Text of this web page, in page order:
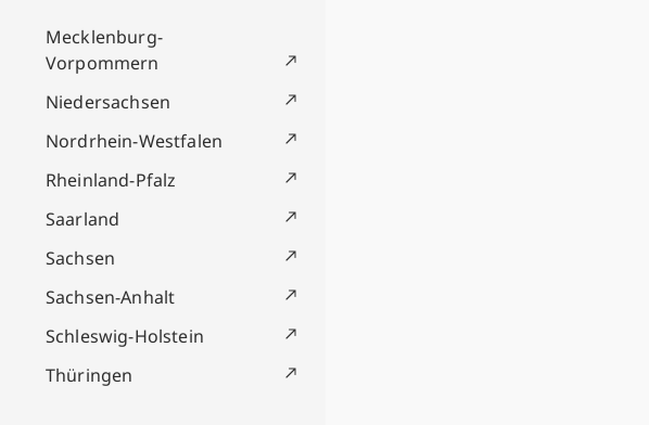
Mecklenburg-
Vorpommern
Niedersachsen
Nordrhein-Westfalen
Rheinland-Pfalz
Saarland
Sachsen
Sachsen-Anhalt
Schleswig-Holstein
Thüringen